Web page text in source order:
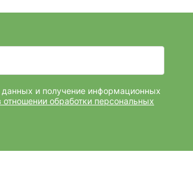
данных и получение информационных
отношении обработки персональных